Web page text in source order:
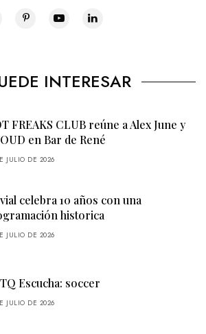
INTERESAR
FREAKS CLUB reúne a Alex June y
en Bar de René
JULIO DE 2026
celebra 10 años con una
historica
JULIO DE 2026
Escucha: soccer
JULIO DE 2026